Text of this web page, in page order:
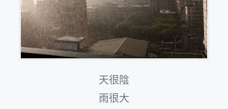
天很陰
雨很大